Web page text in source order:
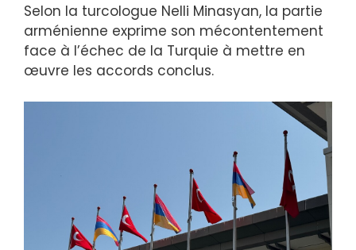
Selon la turcologue Nelli Minasyan, la partie
arménienne exprime son mécontentement
face à l’échec de la Turquie à mettre en
œuvre les accords conclus.